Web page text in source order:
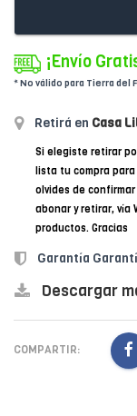
¡Envío
* No válido para Tierra del
Retirá en Casa
Si elegiste retirar
lista tu compra
olvides de
abonar y retirar, vía
productos. Gracias
Garantía
Descargar
COMPARTIR: